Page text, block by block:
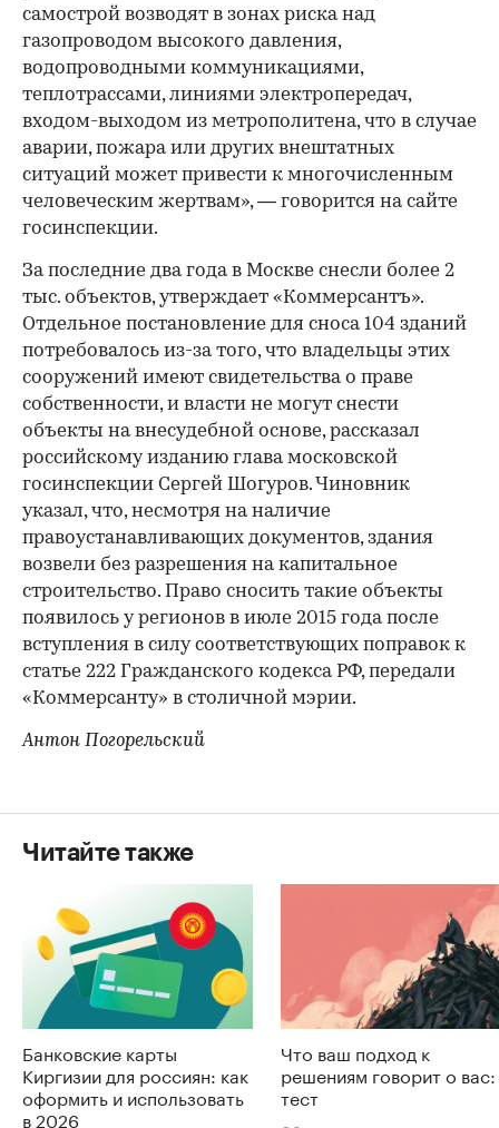
самострой возводят в зонах риска над
газопроводом высокого давления,
водопроводными коммуникациями,
теплотрассами, линиями электропередач,
входом-выходом из метрополитена, что в случае
аварии, пожара или других внештатных
ситуаций может привести к многочисленным
человеческим жертвам», — говорится на сайте
госинспекции.
За последние два года в Москве снесли более 2
тыс. объектов, утверждает «Коммерсантъ».
Отдельное постановление для сноса 104 зданий
потребовалось из-за того, что владельцы этих
сооружений имеют свидетельства о праве
собственности, и власти не могут снести
объекты на внесудебной основе, рассказал
российскому изданию глава московской
госинспекции Сергей Шогуров. Чиновник
указал, что, несмотря на наличие
правоустанавливающих документов, здания
возвели без разрешения на капитальное
строительство. Право сносить такие объекты
появилось у регионов в июле 2015 года после
вступления в силу соответствующих поправок к
статье 222 Гражданского кодекса РФ, передали
«Коммерсанту» в столичной мэрии.
Антон Погорельский
Читайте также
Банковские карты
Киргизии для россиян: как
оформить и использовать
в 2026
Что ваш подход к
решениям говорит о вас:
тест